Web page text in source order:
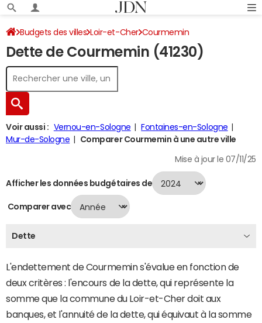
Budgets des villes Loir-et-Cher Courmemin
Dette au 31/12/2024
Dette de Courmemin (41230)
Voir aussi : Vernou-en-Sologne
Fontaines-en-Sologne
Mur-de-Sologne
Comparer Courmemin à une autre ville
Mise à jour le 07/11/25
Afficher les données budgétaires de
Comparer avec
Dette
L'endettement de Courmemin s'évalue en fonction de
deux critères : l'encours de la dette, qui représente la
somme que la commune du Loir-et-Cher doit aux
banques, et l'annuité de la dette, qui équivaut à la somme